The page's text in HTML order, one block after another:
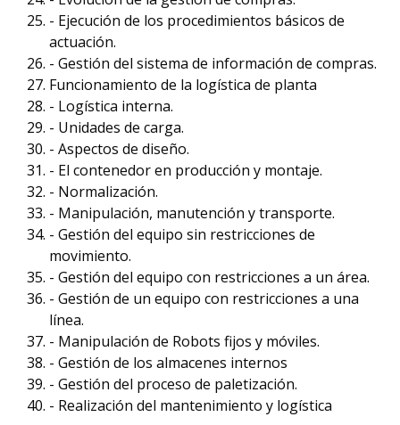
- Ejecución de los procedimientos básicos de
actuación.
- Gestión del sistema de información de compras.
Funcionamiento de la logística de planta
- Logística interna.
- Unidades de carga.
- Aspectos de diseño.
- El contenedor en producción y montaje.
- Normalización.
- Manipulación, manutención y transporte.
- Gestión del equipo sin restricciones de
movimiento.
- Gestión del equipo con restricciones a un área.
- Gestión de un equipo con restricciones a una
línea.
- Manipulación de Robots fijos y móviles.
- Gestión de los almacenes internos
- Gestión del proceso de paletización.
- Realización del mantenimiento y logística